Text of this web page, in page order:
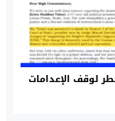
لوقف الإعدامات